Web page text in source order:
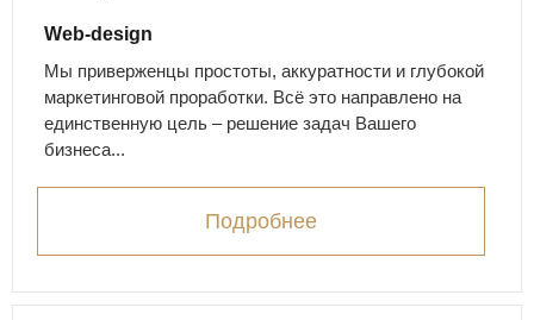
Web-design
Мы приверженцы простоты, аккуратности и глубокой
маркетинговой проработки. Всё это направлено на
единственную цель – решение задач Вашего
бизнеса...
Подробнее